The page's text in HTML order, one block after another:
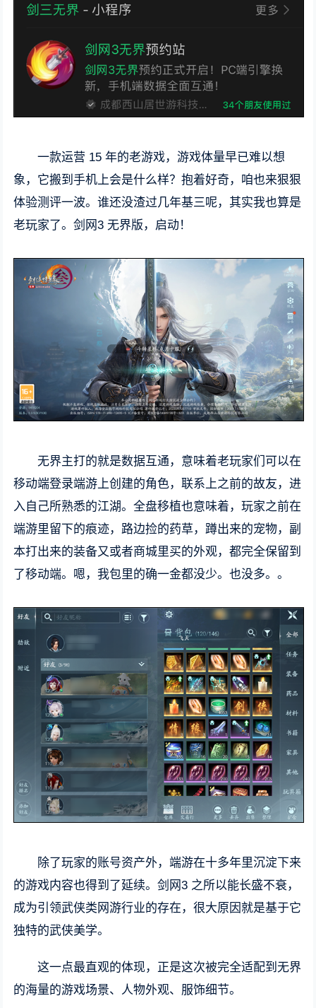
一款运营 15 年的老游戏，游戏体量早已难以想
象，它搬到手机上会是什么样？抱着好奇，咱也来狠狠
体验测评一波。谁还没渣过几年基三呢，其实我也算是
老玩家了。剑网3 无界版，启动！
无界主打的就是数据互通，意味着老玩家们可以在
移动端登录端游上创建的角色，联系上之前的故友，进
入自己所熟悉的江湖。全盘移植也意味着，玩家之前在
端游里留下的痕迹，路边捡的药草，蹲出来的宠物，副
本打出来的装备又或者商城里买的外观，都完全保留到
了移动端。嗯，我包里的确一金都没少。也没多。。
除了玩家的账号资产外，端游在十多年里沉淀下来
的游戏内容也得到了延续。剑网3 之所以能长盛不衰，
成为引领武侠类网游行业的存在，很大原因就是基于它
独特的武侠美学。
这一点最直观的体现，正是这次被完全适配到无界
的海量的游戏场景、人物外观、服饰细节。